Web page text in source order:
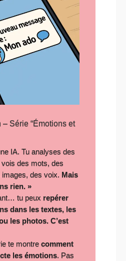
Série “Émotions et
IA. Tu analyses des
vois des mots, des
des voix. Mais
rien. »
tu peux repérer
dans les textes, les
les photos. C’est
te montrecomment
les émotions. Pas